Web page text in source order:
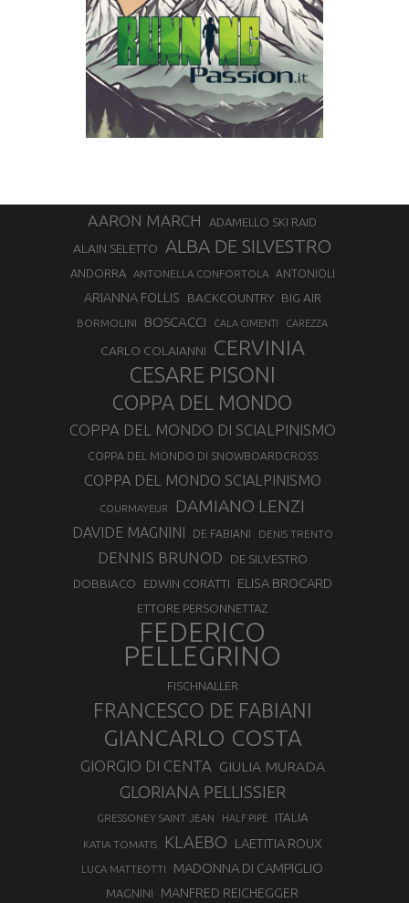
AARON MARCH ADAMELLO SKI RAID
ALAIN SELETTO ALBA DE SILVESTRO
ANDORRA ANTONELLA CONFORTOLA ANTONIOLI
ARIANNA FOLLIS BACKCOUNTRY BIG AIR
BORMOLINI BOSCACCI CALA CIMENTI CAREZZA
CARLO COLAIANNI CERVINIA
CESARE PISONI
COPPA DEL MONDO
COPPA DEL MONDO DI SCIALPINISMO
COPPA DEL MONDO DI SNOWBOARDCROSS
COPPA DEL MONDO SCIALPINISMO
COURMAYEUR DAMIANO LENZI
DAVIDE MAGNINI DE FABIANI DENIS TRENTO
DENNIS BRUNOD DE SILVESTRO
DOBBIACO EDWIN CORATTI ELISA BROCARD
ETTORE PERSONNETTAZ
FEDERICO
PELLEGRINO
FISCHNALLER
FRANCESCO DE FABIANI
GIANCARLO COSTA
GIORGIO DI CENTA GIULIA MURADA
GLORIANA PELLISSIER
GRESSONEY SAINT JEAN HALF PIPE ITALIA
KATIA TOMATIS KLAEBO LAETITIA ROUX
LUCA MATTEOTTI MADONNA DI CAMPIGLIO
MAGNINI MANFRED REICHEGGER